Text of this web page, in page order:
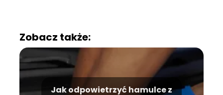
Zobacz także:
Jak odpowietrzyć hamulce z